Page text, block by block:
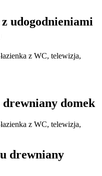
udogodnieniami
z WC, telewizja,
domek
z WC, telewizja,
drewniany